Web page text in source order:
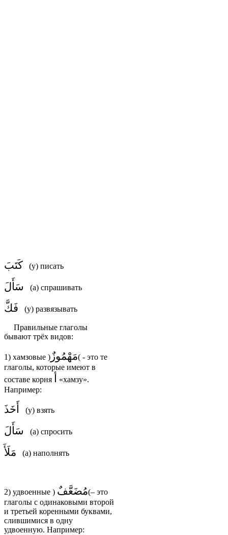
كَتَبَ (у) писать
سَأَلَ (а) спрашивать
فَكَّ (у) развязывать
Правильные глаголы
бывают трёх видов:
1) хамзовые ( مَهْمُوزٌ) - это те
глаголы, которые имеют в
составе корня
«хамзу».
Например:
أَخَذَ (у) взять
سَأَلَ (а) спросить
مَلَأَ (а) наполнять
2) удвоенные ( مُضَعَّفٌ)– это
глаголы с одинаковыми второй
и третьей коренными буквами,
слившимися в одну
удвоенную. Например: